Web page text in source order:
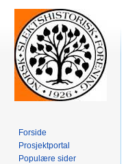
Forside
Prosjektportal
Populære sider